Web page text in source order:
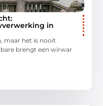
in
maar het is nooit
brengt een wirwar